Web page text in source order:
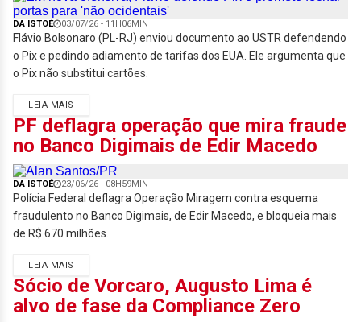
DA ISTOÉ 03/07/26 - 11H06MIN
Flávio Bolsonaro (PL-RJ) enviou documento ao USTR defendendo
o Pix e pedindo adiamento de tarifas dos EUA. Ele argumenta que
o Pix não substitui cartões.
LEIA MAIS
PF deflagra operação que mira fraude
no Banco Digimais de Edir Macedo
DA ISTOÉ 23/06/26 - 08H59MIN
Polícia Federal deflagra Operação Miragem contra esquema
fraudulento no Banco Digimais, de Edir Macedo, e bloqueia mais
de R$ 670 milhões.
LEIA MAIS
Sócio de Vorcaro, Augusto Lima é
alvo de fase da Compliance Zero